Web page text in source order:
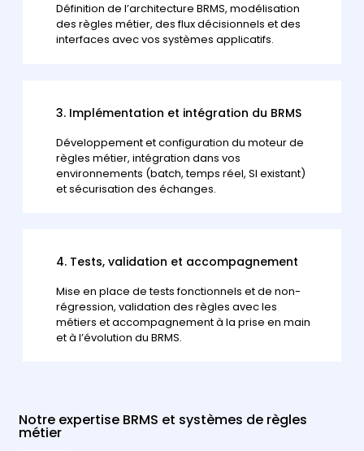
Définition de l’architecture BRMS, modélisation
des règles métier, des flux décisionnels et des
interfaces avec vos systèmes applicatifs.
3. Implémentation et intégration du BRMS
Développement et configuration du moteur de
règles métier, intégration dans vos
environnements (batch, temps réel, SI existant)
et sécurisation des échanges.
4. Tests, validation et accompagnement
Mise en place de tests fonctionnels et de non-
régression, validation des règles avec les
métiers et accompagnement à la prise en main
et à l’évolution du BRMS.
Notre expertise BRMS et systèmes de règles
métier